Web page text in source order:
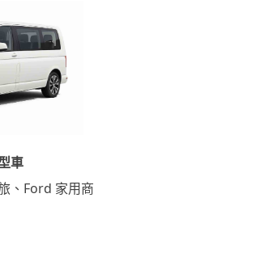
車
、Ford 家用商